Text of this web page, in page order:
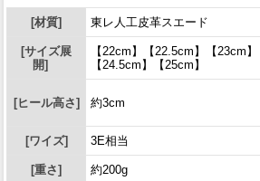
[材質] 東レ人工皮革スエード
[サイズ展
開]
【22cm】【22.5cm】【23cm
【24.5cm】【25cm】
[ヒール高さ] 約3cm
[ワイズ] 3E相当
[重さ] 約200g